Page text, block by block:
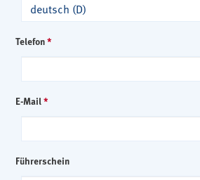
deutsch (D)
Telefon*
E-Mail*
Führerschein